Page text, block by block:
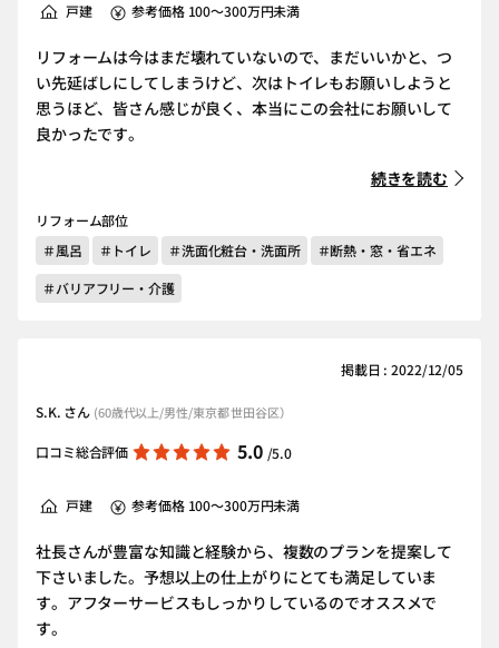
戸建 参考価格 100～300万円未満
リフォームは今はまだ壊れていないので、まだいいかと、つ
い先延ばしにしてしまうけど、次はトイレもお願いしようと
思うほど、皆さん感じが良く、本当にこの会社にお願いして
良かったです。
続きを読む
リフォーム部位
＃風呂
＃トイレ ＃洗面化粧台・洗面所
＃断熱・窓・省エネ
＃バリアフリー・介護
掲載日 : 2022/12/05
S.K. さん (60歳代以上/男性/東京都 世田谷区）
口コミ総合評価 5.0 /5.0
戸建 参考価格 100～300万円未満
社長さんが豊富な知識と経験から、複数のプランを提案して
下さいました。予想以上の仕上がりにとても満足していま
す。アフターサービスもしっかりしているのでオススメで
す。